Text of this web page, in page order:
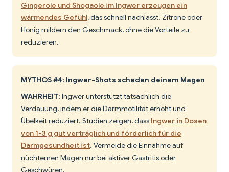
Gingerole und Shogaole im Ingwer erzeugen ein
wärmendes Gefühl, das schnell nachlässt. Zitrone oder
Honig mildern den Geschmack, ohne die Vorteile zu
reduzieren.
MYTHOS #4: Ingwer-Shots schaden deinem Magen
WAHRHEIT: Ingwer unterstützt tatsächlich die
Verdauung, indem er die Darmmotilität erhöht und
Übelkeit reduziert. Studien zeigen, dass Ingwer in Dosen
von 1-3 g gut verträglich und förderlich für die
Darmgesundheit ist. Vermeide die Einnahme auf
nüchternen Magen nur bei aktiver Gastritis oder
Geschwüren.